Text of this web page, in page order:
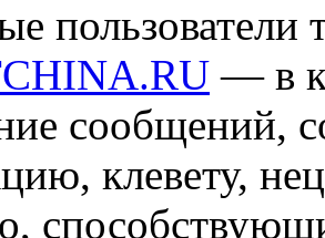
пользователи
— в
сообщений,
клевету,